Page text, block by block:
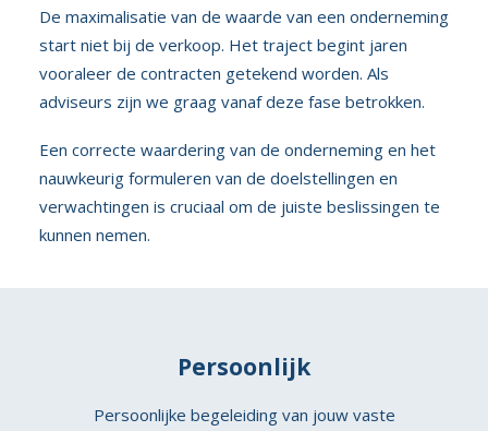
De maximalisatie van de waarde van een onderneming
start niet bij de verkoop. Het traject begint jaren
vooraleer de contracten getekend worden. Als
adviseurs zijn we graag vanaf deze fase betrokken.
Een correcte waardering van de onderneming en het
nauwkeurig formuleren van de doelstellingen en
verwachtingen is cruciaal om de juiste beslissingen te
kunnen nemen.
Persoonlijk
Persoonlijke begeleiding van jouw vaste